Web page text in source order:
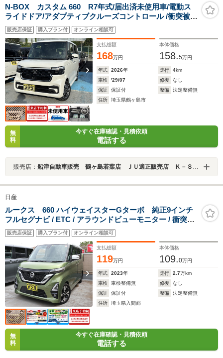
N-BOX カスタム 660 R7年式/届出済未使用車/電動ス
ライドドア/アダプティブクルーズコントロール /衝突被害
軽減ブレーキ/電動パーキングブレーキ/LEDヘッドライト/
後席テーブル/ロールサンシェード/シートヒーター/スマー
トキー
販売店保証 購入プラン付 オンライン相談可
支払総額
168万円
本体価格
158.5万円
年式 2026年 走行 4km
車検
'29/07 修復
なし
保証
保証付 整備
法定整備無
住所
埼玉県鶴ヶ島市
無
料
今すぐ在庫確認・見積依頼
電話する
販売店： 船津自動車販売 鶴ヶ島若葉店 ＪＵ適正販売店 Ｋ－ＳＴＡＧＥ２７２
日産
ルークス 660 ハイウェイスターGターボ 純正9インチ
フルセグナビ / ETC / アラウンドビューモニター / 衝突軽
減ブレーキ
販売店保証 購入プラン付 オンライン相談可
支払総額
119万円
本体価格
109.0万円
年式 2023年 走行 2.7万km
車検
車検整備無 修復
なし
保証
保証付 整備
法定整備無
住所
埼玉県入間郡
無
料
今すぐ在庫確認・見積依頼
電話する